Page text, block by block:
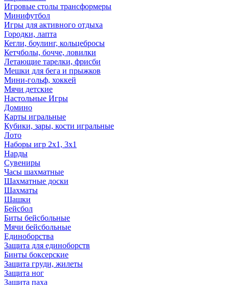
Игровые столы трансформеры
Минифутбол
Игры для активного отдыха
Городки, лапта
Кегли, боулинг, кольцебросы
Кетчболы, бочче, ловилки
Летающие тарелки, фрисби
Мешки для бега и прыжков
Мини-гольф, хоккей
Мячи детские
Настольные Игры
Домино
Карты игральные
Кубики, зары, кости игральные
Лото
Наборы игр 2х1, 3х1
Нарды
Сувениры
Часы шахматные
Шахматные доски
Шахматы
Шашки
Бейсбол
Биты бейсбольные
Мячи бейсбольные
Единоборства
Защита для единоборств
Бинты боксерские
Защита груди, жилеты
Защита ног
Защита паха